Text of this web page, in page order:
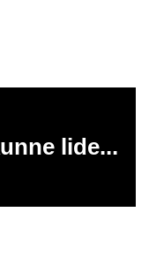
lide...